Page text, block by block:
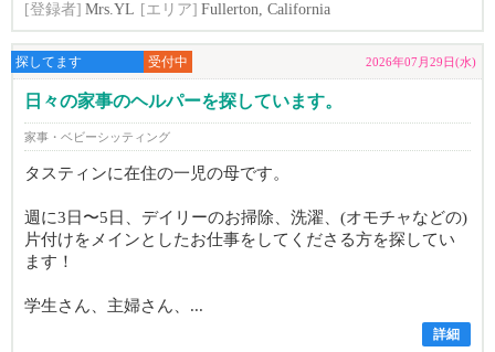
[登録者] Mrs.YL [エリア] Fullerton, California
探してます 受付中 2026年07月29日(水)
日々の家事のヘルパーを探しています。
家事・ベビーシッティング
タスティンに在住の一児の母です。
週に3日〜5日、デイリーのお掃除、洗濯、(オモチャなどの)
片付けをメインとしたお仕事をしてくださる方を探してい
ます！
学生さん、主婦さん、...
詳細